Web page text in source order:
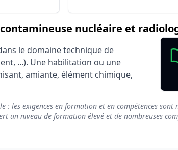
nucléaire et
le domaine technique de
...). Une habilitation ou une
amiante, élément chimique,
: les exigences en formation et en compétences
un niveau de formation élevé et de nombreuses